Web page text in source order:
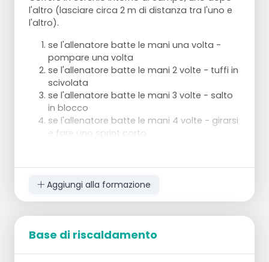
l'altro (lasciare circa 2 m di distanza tra l'uno e
l'altro).
se l'allenatore batte le mani una volta -
pompare una volta
se l'allenatore batte le mani 2 volte - tuffi in
scivolata
se l'allenatore batte le mani 3 volte - salto
in blocco
se l'allenatore batte le mani 4 volte - girarsi
e fare uno sprint corto
Aggiungi alla formazione
Base di riscaldamento